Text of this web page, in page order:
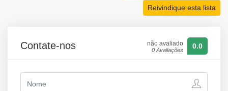
Reivindique esta lista
Contate-nos não avaliado
0 Avaliações 0.0